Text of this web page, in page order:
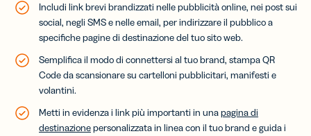
Includi link brevi brandizzati nelle pubblicità online, nei post sui
social, negli SMS e nelle email, per indirizzare il pubblico a
specifiche pagine di destinazione del tuo sito web.
Semplifica il modo di connettersi al tuo brand, stampa QR
Code da scansionare su cartelloni pubblicitari, manifesti e
volantini.
Metti in evidenza i link più importanti in unapagina di
destinazionepersonalizzata in linea con il tuo brand e guida i